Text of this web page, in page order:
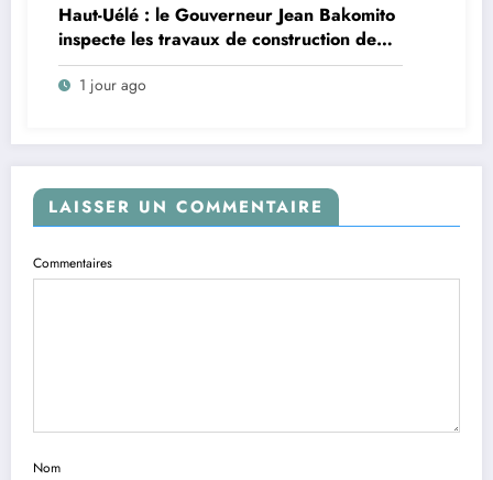
Haut-Uélé : le Gouverneur Jean Bakomito
inspecte les travaux de construction de
l’École Matari à Isiro
1 jour ago
LAISSER UN COMMENTAIRE
Commentaires
Nom